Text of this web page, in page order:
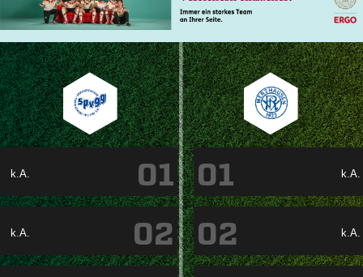
k.A. 01
k.A. 02
k.A.
01
k.A.
02